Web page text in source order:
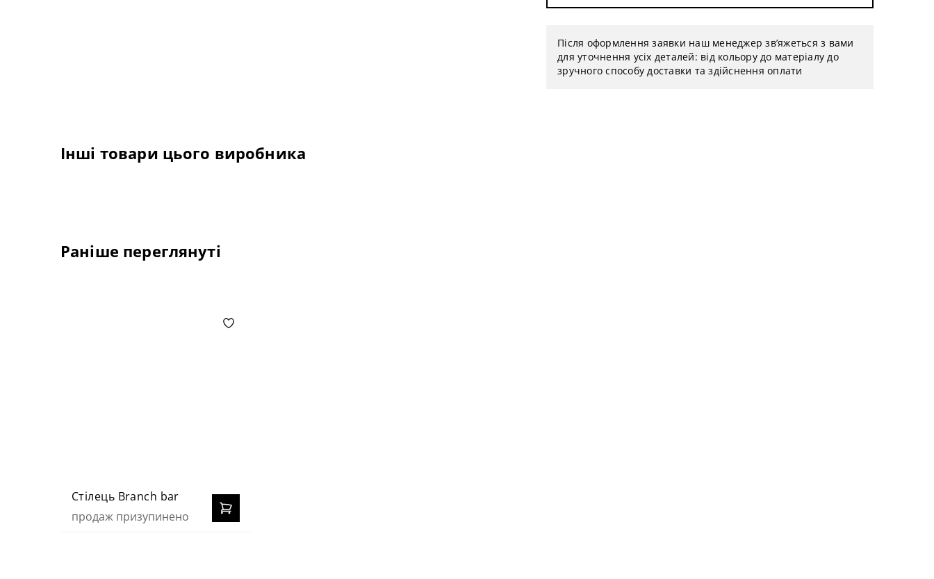
Після оформлення заявки наш менеджер зв’яжеться з вами
для уточнення усіх деталей: від кольору до матеріалу до
зручного способу доставки та здійснення оплати
Інші товари цього виробника
Раніше переглянуті
Стілець Branch bar
продаж призупинено